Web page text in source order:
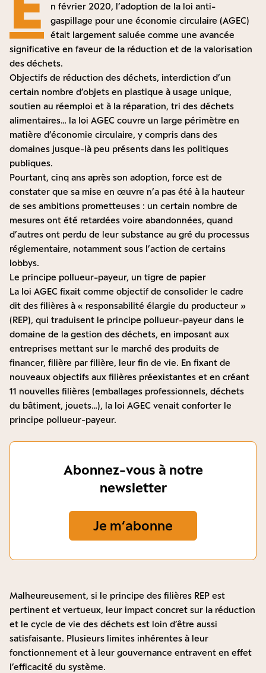
n février 2020, l’adoption de la loi anti-
gaspillage pour une économie circulaire (AGEC)
était largement saluée comme une avancée
significative en faveur de la réduction et de la valorisation
des déchets.
Objectifs de réduction des déchets, interdiction d’un
certain nombre d’objets en plastique à usage unique,
soutien au réemploi et à la réparation, tri des déchets
alimentaires… la loi AGEC couvre un large périmètre en
matière d’économie circulaire, y compris dans des
domaines jusque-là peu présents dans les politiques
publiques.
Pourtant, cinq ans après son adoption, force est de
constater que sa mise en œuvre n’a pas été à la hauteur
de ses ambitions prometteuses : un certain nombre de
mesures ont été retardées voire abandonnées, quand
d’autres ont perdu de leur substance au gré du processus
réglementaire, notamment sous l’action de certains
lobbys.
Le principe pollueur-payeur, un tigre de papier
La loi AGEC fixait comme objectif de consolider le cadre
dit des filières à « responsabilité élargie du producteur »
(REP), qui traduisent le principe pollueur-payeur dans le
domaine de la gestion des déchets, en imposant aux
entreprises mettant sur le marché des produits de
financer, filière par filière, leur fin de vie. En fixant de
nouveaux objectifs aux filières préexistantes et en créant
11 nouvelles filières (emballages professionnels, déchets
du bâtiment, jouets…), la loi AGEC venait conforter le
principe pollueur-payeur.
Abonnez-vous à notre
newsletter
Je m‘abonne
Malheureusement, si le principe des filières REP est
pertinent et vertueux, leur impact concret sur la réduction
et le cycle de vie des déchets est loin d’être aussi
satisfaisante. Plusieurs limites inhérentes à leur
fonctionnement et à leur gouvernance entravent en effet
l’efficacité du système.